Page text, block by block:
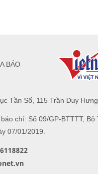
Tần Số, 115 Trần Duy
chí: Số 09/GP-BTTTT, Bộ
07/01/2019.
BÁO